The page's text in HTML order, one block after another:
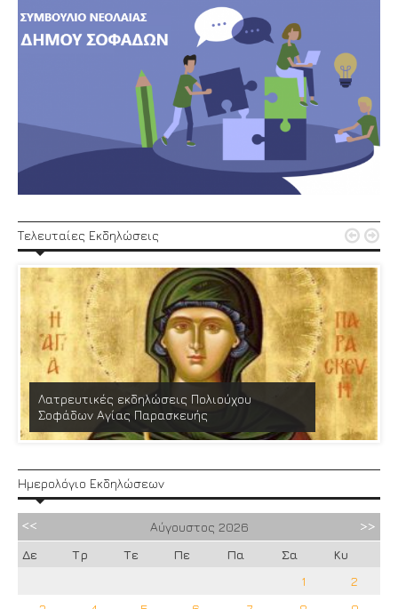
Τελευταίες Εκδηλώσεις
Λατρευτικές εκδηλώσεις Πολιούχου
Σοφάδων Αγίας Παρασκευής
 
Ημερολόγιο Εκδηλώσεων
Αύγουστος 2026
Δε
Τρ Τε Πε Πα Σα
Κυ
1
2